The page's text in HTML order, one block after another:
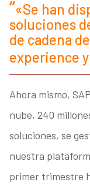
«Se han
soluciones
de cadena
experience y
Ahora mismo,
nube, 240
soluciones, se
nuestra
primer trimestre